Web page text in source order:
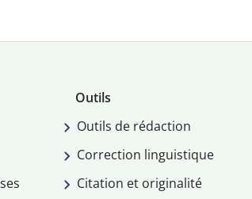
Outils
Outils de rédaction
Correction linguistique
Citation et originalité